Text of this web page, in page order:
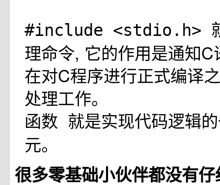
#include <stdio.h>
理命令, 它的作用是通知
在对C程序进行正式编译
处理工作。
函数 就是实现代码逻辑
元。
很多零基础小伙伴都没有